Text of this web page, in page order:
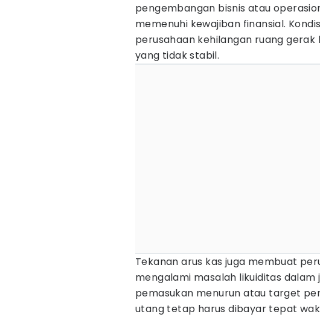
pengembangan bisnis atau
memenuhi kewajiban finansial.
perusahaan kehilangan ruang
yang tidak stabil.
Tekanan arus kas juga membuat
mengalami masalah likuiditas dalam
pemasukan menurun atau target
utang tetap harus dibayar tepat